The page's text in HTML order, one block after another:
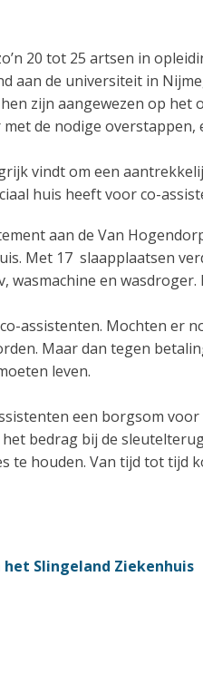
20 tot 25 artsen in
aan de universiteit in
zijn aangewezen op
de nodige
vindt om een
huis heeft voor co-
aan de Van
Met 17 slaapplaatsen
wasmachine en wasdroger.
assistenten. Mochten er
Maar dan tegen
leven.
een borgsom
bedrag bij de
te houden. Van tijd tot tijd
Slingeland Ziekenhuis